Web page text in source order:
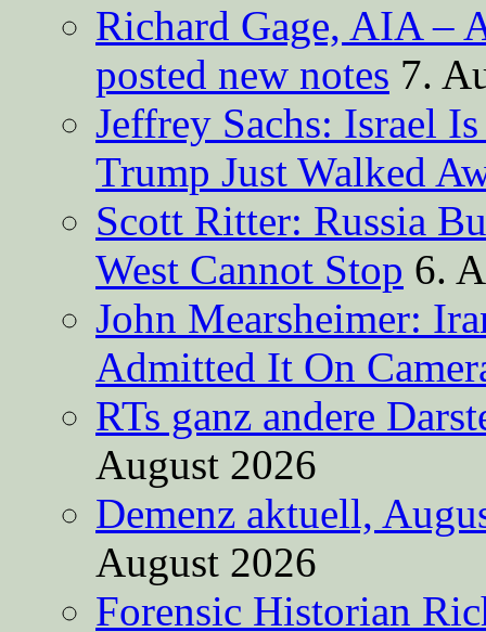
Richard Gage, AIA –
posted new notes 7.
Jeffrey Sachs: Israel
Trump Just Walked
Scott Ritter: Russia
West Cannot Stop 6.
John Mearsheimer:
Admitted It On
RTs ganz andere
August 2026
Demenz aktuell,
August 2026
Forensic Historian